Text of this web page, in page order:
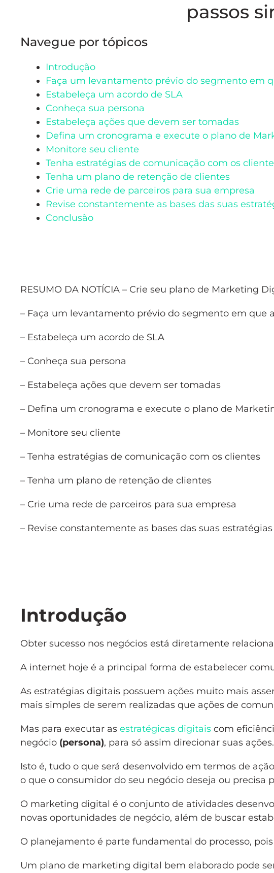
passos
Navegue por tópicos
Introdução
Faça um levantamento prévio do segmento em
Estabeleça um acordo de SLA
Conheça sua persona
Estabeleça ações que devem ser tomadas
Defina um cronograma e execute o plano de
Monitore seu cliente
Tenha estratégias de comunicação com os
Tenha um plano de retenção de clientes
Crie uma rede de parceiros para sua empresa
Revise constantemente as bases das suas
Conclusão
RESUMO DA NOTÍCIA – Crie seu plano de Marketing
– Faça um levantamento prévio do segmento em que
– Estabeleça um acordo de SLA
– Conheça sua persona
– Estabeleça ações que devem ser tomadas
– Defina um cronograma e execute o plano de
– Monitore seu cliente
– Tenha estratégias de comunicação com os clientes
– Tenha um plano de retenção de clientes
– Crie uma rede de parceiros para sua empresa
– Revise constantemente as bases das suas
Introdução
Obter sucesso nos negócios está diretamente
A internet hoje é a principal forma de estabelecer
As estratégias digitais possuem ações muito mais
mais simples de serem realizadas que ações de
Mas para executar as estratégicas digitais com
negócio (persona), para só assim direcionar suas ações.
Isto é, tudo o que será desenvolvido em termos de
o que o consumidor do seu negócio deseja ou precisa
O marketing digital é o conjunto de atividades
novas oportunidades de negócio, além de buscar
O planejamento é parte fundamental do processo,
Um plano de marketing digital bem elaborado pode